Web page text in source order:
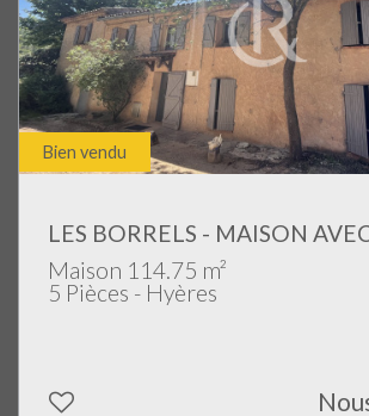
Bien vendu
LES BORRELS - MAISON
Maison 114.75 m²
5 Pièces - Hyères